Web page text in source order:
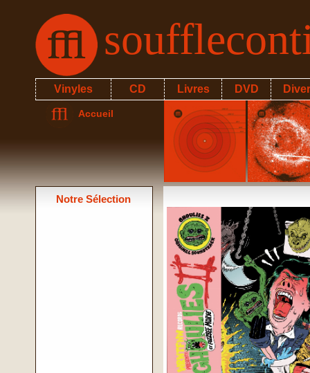
Vinyles CD Livres DVD
Accueil
Notre Sélection